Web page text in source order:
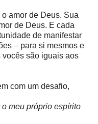
amor de Deus. Sua
de Deus. E cada
de manifestar
– para si mesmos e
vocês são iguais aos
com um desafio,
o meu próprio espírito